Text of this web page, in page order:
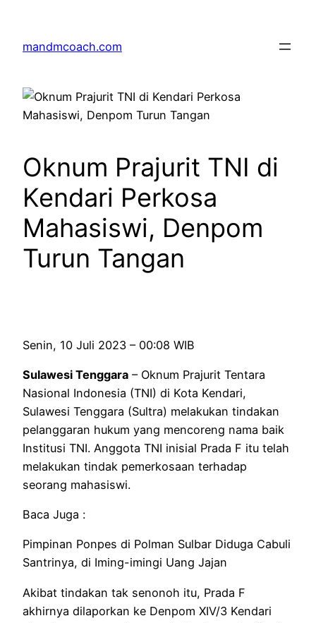
content
mandmcoach.com
Oknum Prajurit TNI di
Kendari Perkosa
Mahasiswi, Denpom
Turun Tangan
Senin, 10 Juli 2023 – 00:08 WIB
Sulawesi Tenggara – Oknum Prajurit Tentara
Nasional Indonesia (TNI) di Kota Kendari,
Sulawesi Tenggara (Sultra) melakukan tindakan
pelanggaran hukum yang mencoreng nama baik
Institusi TNI. Anggota TNI inisial Prada F itu telah
melakukan tindak pemerkosaan terhadap
seorang mahasiswi.
Baca Juga :
Pimpinan Ponpes di Polman Sulbar Diduga Cabuli
Santrinya, di Iming-imingi Uang Jajan
Akibat tindakan tak senonoh itu, Prada F
akhirnya dilaporkan ke Denpom XIV/3 Kendari